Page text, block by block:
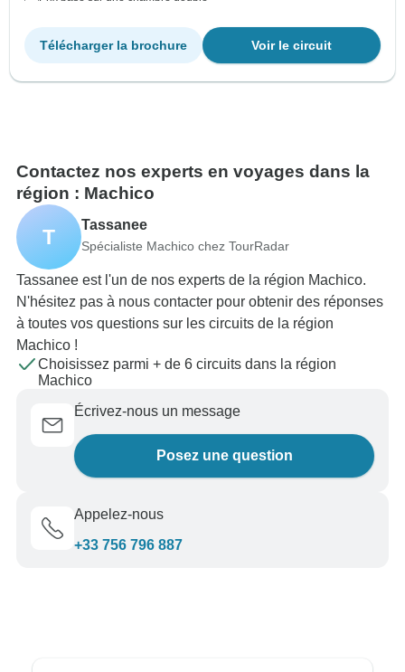
Voir le circuit
Télécharger la brochure
Contactez nos experts en voyages dans la
région : Machico
T Tassanee
Spécialiste Machico chez TourRadar
Tassanee est l'un de nos experts de la région Machico.
N'hésitez pas à nous contacter pour obtenir des réponses
à toutes vos questions sur les circuits de la région
Machico !
Choisissez parmi + de 6 circuits dans la région
Machico
Écrivez-nous un message
Posez une question
Appelez-nous
+33 756 796 887